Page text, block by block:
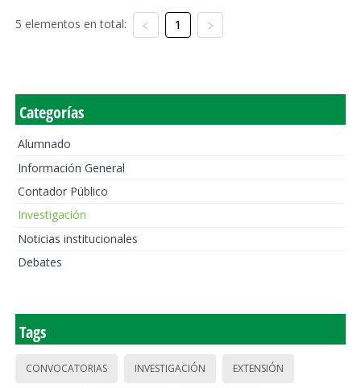
5 elementos en total: 1
Categorías
Alumnado
Información General
Contador Público
Investigación
Noticias institucionales
Debates
Tags
CONVOCATORIAS INVESTIGACIÓN EXTENSIÓN